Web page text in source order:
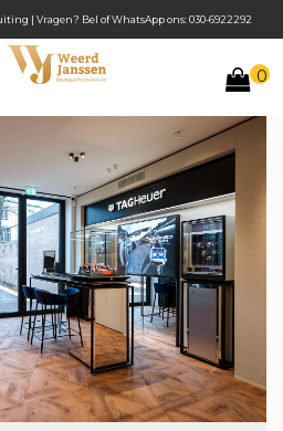
0
| Vragen? Bel of WhatsApp ons: 030-6922292